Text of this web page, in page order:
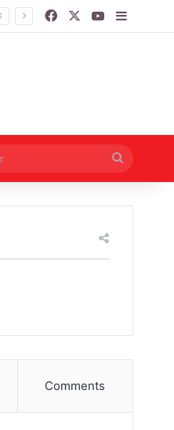
FacebookYouTubeSidebar
for
Comments